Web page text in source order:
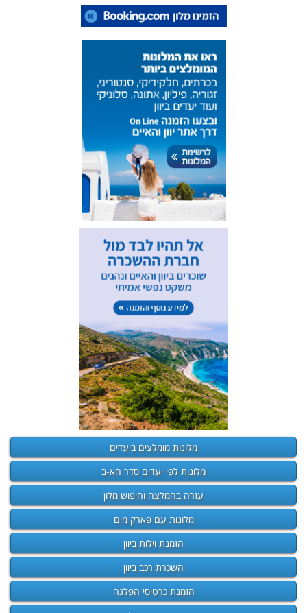
מלונות מומלצים ביעדים
מלונות לפי יעדים סדר הא-ב
עזרה בהמלצה וחיפוש מלון
מלונות עם פארק מים
הזמנת וילות ביוון
השכרת רכב ביוון
הזמנת כרטיסי הפלגה